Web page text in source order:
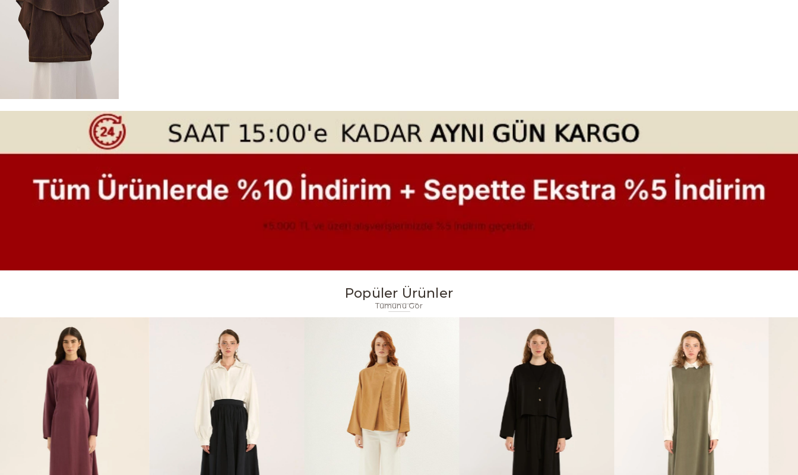
Popüler Ürünler
Tümünü Gör